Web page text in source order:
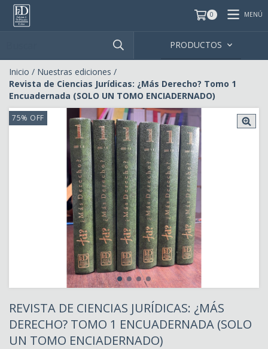
0 MENÚ
PRODUCTOS
Inicio / Nuestras ediciones /
Revista de Ciencias Jurídicas: ¿Más Derecho? Tomo 1
Encuadernada (SOLO UN TOMO ENCIADERNADO)
75% OFF
REVISTA DE CIENCIAS JURÍDICAS: ¿MÁS
DERECHO? TOMO 1 ENCUADERNADA (SOLO
UN TOMO ENCIADERNADO)